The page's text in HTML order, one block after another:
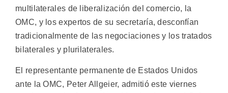
multilaterales de liberalización del comercio, la
OMC, y los expertos de su secretaría, desconfían
tradicionalmente de las negociaciones y los tratados
bilaterales y plurilaterales.
El representante permanente de Estados Unidos
ante la OMC, Peter Allgeier, admitió este viernes